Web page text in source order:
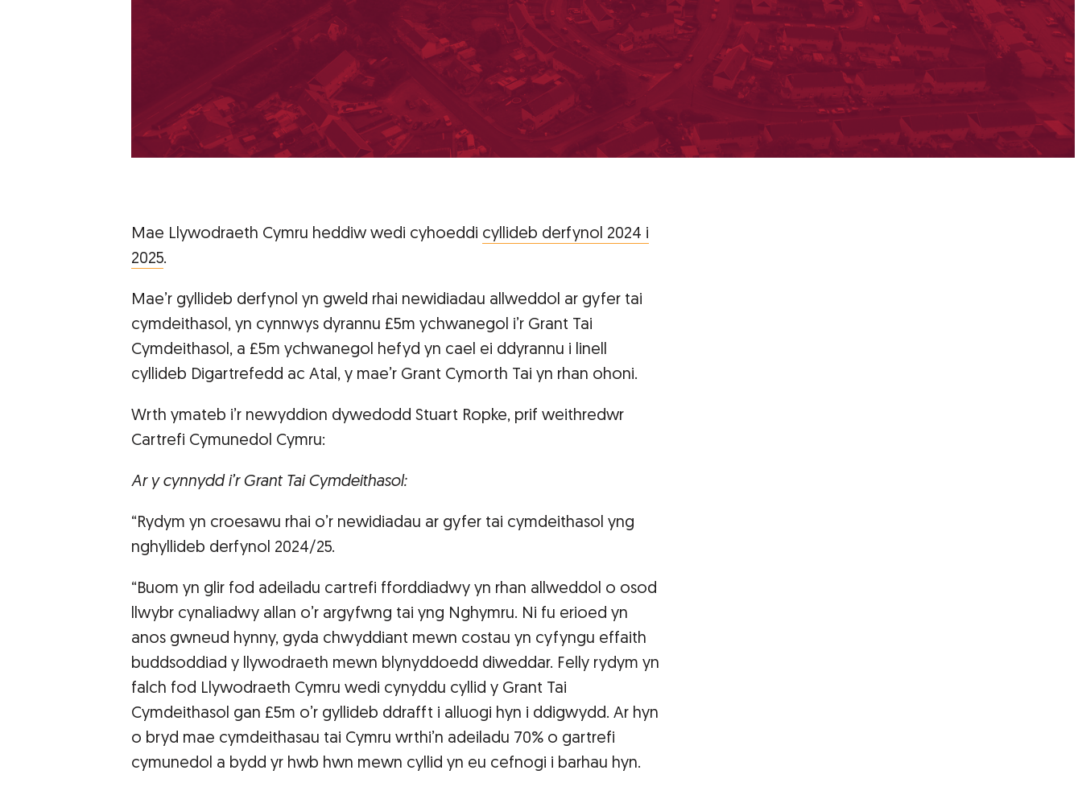
Mae Llywodraeth Cymru heddiw wedi cyhoeddi cyllideb derfynol 2024 i
2025.
Mae’r gyllideb derfynol yn gweld rhai newidiadau allweddol ar gyfer tai
cymdeithasol, yn cynnwys dyrannu £5m ychwanegol i’r Grant Tai
Cymdeithasol, a £5m ychwanegol hefyd yn cael ei ddyrannu i linell
cyllideb Digartrefedd ac Atal, y mae’r Grant Cymorth Tai yn rhan ohoni.
Wrth ymateb i’r newyddion dywedodd Stuart Ropke, prif weithredwr
Cartrefi Cymunedol Cymru:
Ar y cynnydd i’r Grant Tai Cymdeithasol:
“Rydym yn croesawu rhai o’r newidiadau ar gyfer tai cymdeithasol yng
nghyllideb derfynol 2024/25.
“Buom yn glir fod adeiladu cartrefi fforddiadwy yn rhan allweddol o osod
llwybr cynaliadwy allan o’r argyfwng tai yng Nghymru. Ni fu erioed yn
anos gwneud hynny, gyda chwyddiant mewn costau yn cyfyngu effaith
buddsoddiad y llywodraeth mewn blynyddoedd diweddar. Felly rydym yn
falch fod Llywodraeth Cymru wedi cynyddu cyllid y Grant Tai
Cymdeithasol gan £5m o’r gyllideb ddrafft i alluogi hyn i ddigwydd. Ar hyn
o bryd mae cymdeithasau tai Cymru wrthi’n adeiladu 70% o gartrefi
cymunedol a bydd yr hwb hwn mewn cyllid yn eu cefnogi i barhau hyn.